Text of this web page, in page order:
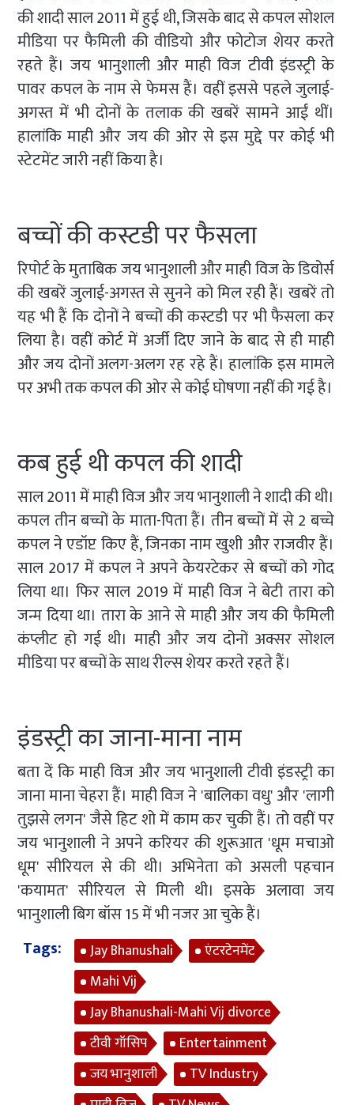
की शादी साल 2011 में हुई थी, जिसके बाद से कपल सोशल
मीडिया पर फैमिली की वीडियो और फोटोज शेयर करते
रहते हैं। जय भानुशाली और माही विज टीवी इंडस्ट्री के
पावर कपल के नाम से फेमस हैं। वहीं इससे पहले जुलाई-
अगस्त में भी दोनों के तलाक की खबरें सामने आईं थीं।
हालांकि माही और जय की ओर से इस मुद्दे पर कोई भी
स्टेटमेंट जारी नहीं किया है।
बच्चों की कस्टडी पर फैसला
रिपोर्ट के मुताबिक जय भानुशाली और माही विज के डिवोर्स
की खबरें जुलाई-अगस्त से सुनने को मिल रही हैं। खबरें तो
यह भी हैं कि दोनों ने बच्चों की कस्टडी पर भी फैसला कर
लिया है। वहीं कोर्ट में अर्जी दिए जाने के बाद से ही माही
और जय दोनों अलग-अलग रह रहे हैं। हालांकि इस मामले
पर अभी तक कपल की ओर से कोई घोषणा नहीं की गई है।
कब हुई थी कपल की शादी
साल 2011 में माही विज और जय भानुशाली ने शादी की थी।
कपल तीन बच्चों के माता-पिता हैं। तीन बच्चों में से 2 बच्चे
कपल ने एडॉप्ट किए हैं, जिनका नाम खुशी और राजवीर हैं।
साल 2017 में कपल ने अपने केयरटेकर से बच्चों को गोद
लिया था। फिर साल 2019 में माही विज ने बेटी तारा को
जन्म दिया था। तारा के आने से माही और जय की फैमिली
कंप्लीट हो गई थी। माही और जय दोनों अक्सर सोशल
मीडिया पर बच्चों के साथ रील्स शेयर करते रहते हैं।
इंडस्ट्री का जाना-माना नाम
बता दें कि माही विज और जय भानुशाली टीवी इंडस्ट्री का
जाना माना चेहरा हैं। माही विज ने 'बालिका वधु' और 'लागी
तुझसे लगन' जैसे हिट शो में काम कर चुकी हैं। तो वहीं पर
जय भानुशाली ने अपने करियर की शुरूआत 'धूम मचाओ
धूम' सीरियल से की थी। अभिनेता को असली पहचान
'कयामत' सीरियल से मिली थी। इसके अलावा जय
भानुशाली बिग बॉस 15 में भी नजर आ चुके हैं।
Tags:
Jay Bhanushali
एंटरटेनमेंट
Mahi Vij
Jay Bhanushali-Mahi Vij divorce
टीवी गॉसिप
Entertainment
जय भानुशाली
TV Industry